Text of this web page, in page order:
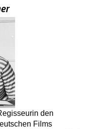
den
Films